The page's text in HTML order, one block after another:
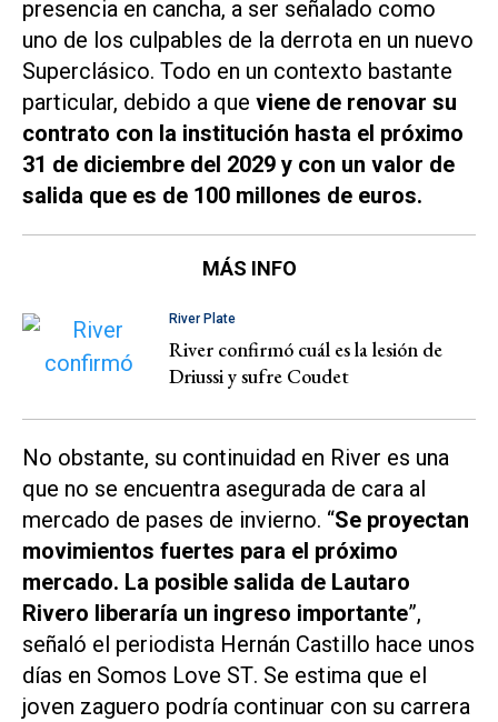
presencia en cancha, a ser señalado como
uno de los culpables de la derrota en un nuevo
Superclásico. Todo en un contexto bastante
particular, debido a que viene de renovar su
contrato con la institución hasta el próximo
31 de diciembre del 2029 y con un valor de
salida que es de 100 millones de euros.
MÁS INFO
River Plate
River confirmó cuál es la lesión de
Driussi y sufre Coudet
No obstante, su continuidad en River es una
que no se encuentra asegurada de cara al
mercado de pases de invierno. “Se proyectan
movimientos fuertes para el próximo
mercado. La posible salida de Lautaro
Rivero liberaría un ingreso importante”,
señaló el periodista Hernán Castillo hace unos
días en Somos Love ST. Se estima que el
joven zaguero podría continuar con su carrera